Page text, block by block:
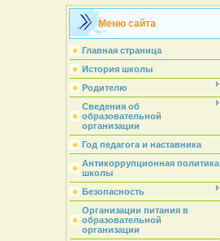
Меню сайта
Главная страница
История школы
Родителю
Сведения об
образовательной
организации
Год педагога и наставника
Антикоррупционная политика
школы
Безопасность
Организации питания в
образовательной
организации